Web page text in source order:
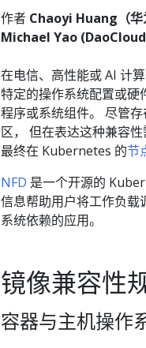
作者 Chaoyi Huang（华
Michael Yao
在电信、高性能或 AI 计
特定的操作系统配置或硬
程序或系统组件。 尽管存
区， 但在表达这种兼容
最终在 Kubernetes 的节
NFD 是一个开源的
信息帮助用户将工作负载
系统依赖的应用。
镜像兼容性
容器与主机操作